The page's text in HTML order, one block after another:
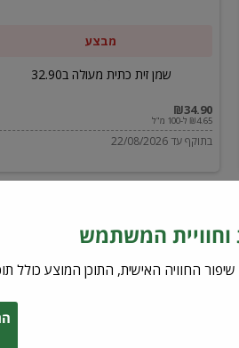
מבצע
שמן זית כתית מעולה ב32.90
₪34.90
₪4.65 ל-100 מ"ל
בתוקף עד 22/08/2026